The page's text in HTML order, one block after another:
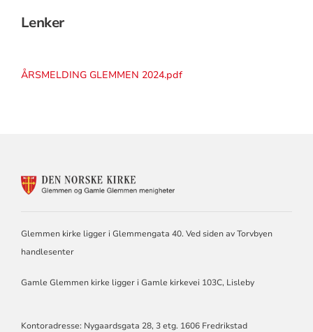
Lenker
ÅRSMELDING GLEMMEN 2024.pdf
FOR
GAMLE
Glemmen kirke ligger i Glemmengata 40. Ved siden av Torvbyen
handlesenter
Gamle Glemmen kirke ligger i Gamle kirkevei 103C, Lisleby
Kontoradresse: Nygaardsgata 28, 3 etg. 1606 Fredrikstad